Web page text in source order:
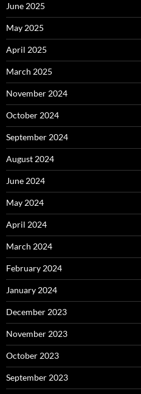
June 2025
May 2025
April 2025
March 2025
November 2024
October 2024
September 2024
August 2024
June 2024
May 2024
April 2024
March 2024
February 2024
January 2024
December 2023
November 2023
October 2023
September 2023